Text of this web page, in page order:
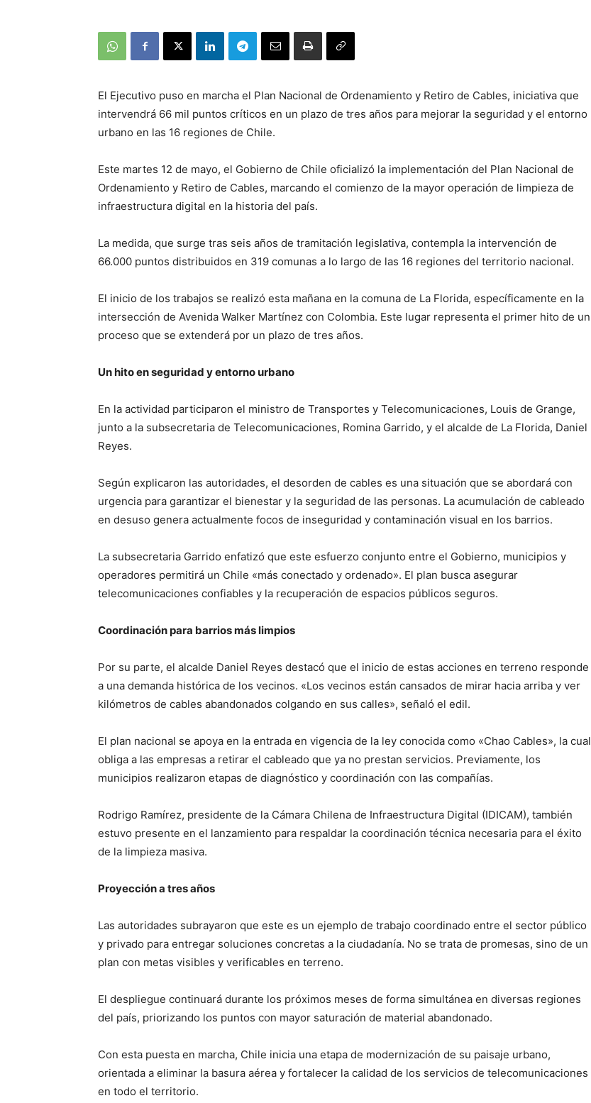
El Ejecutivo puso en marcha el Plan Nacional de Ordenamiento y Retiro de Cables, iniciativa que
intervendrá 66 mil puntos críticos en un plazo de tres años para mejorar la seguridad y el entorno
urbano en las 16 regiones de Chile.
Este martes 12 de mayo, el Gobierno de Chile oficializó la implementación del Plan Nacional de
Ordenamiento y Retiro de Cables, marcando el comienzo de la mayor operación de limpieza de
infraestructura digital en la historia del país.
La medida, que surge tras seis años de tramitación legislativa, contempla la intervención de
66.000 puntos distribuidos en 319 comunas a lo largo de las 16 regiones del territorio nacional.
El inicio de los trabajos se realizó esta mañana en la comuna de La Florida, específicamente en la
intersección de Avenida Walker Martínez con Colombia. Este lugar representa el primer hito de un
proceso que se extenderá por un plazo de tres años.
Un hito en seguridad y entorno urbano
En la actividad participaron el ministro de Transportes y Telecomunicaciones, Louis de Grange,
junto a la subsecretaria de Telecomunicaciones, Romina Garrido, y el alcalde de La Florida, Daniel
Reyes.
Según explicaron las autoridades, el desorden de cables es una situación que se abordará con
urgencia para garantizar el bienestar y la seguridad de las personas. La acumulación de cableado
en desuso genera actualmente focos de inseguridad y contaminación visual en los barrios.
La subsecretaria Garrido enfatizó que este esfuerzo conjunto entre el Gobierno, municipios y
operadores permitirá un Chile «más conectado y ordenado». El plan busca asegurar
telecomunicaciones confiables y la recuperación de espacios públicos seguros.
Coordinación para barrios más limpios
Por su parte, el alcalde Daniel Reyes destacó que el inicio de estas acciones en terreno responde
a una demanda histórica de los vecinos. «Los vecinos están cansados de mirar hacia arriba y ver
kilómetros de cables abandonados colgando en sus calles», señaló el edil.
El plan nacional se apoya en la entrada en vigencia de la ley conocida como «Chao Cables», la cual
obliga a las empresas a retirar el cableado que ya no prestan servicios. Previamente, los
municipios realizaron etapas de diagnóstico y coordinación con las compañías.
Rodrigo Ramírez, presidente de la Cámara Chilena de Infraestructura Digital (IDICAM), también
estuvo presente en el lanzamiento para respaldar la coordinación técnica necesaria para el éxito
de la limpieza masiva.
Proyección a tres años
Las autoridades subrayaron que este es un ejemplo de trabajo coordinado entre el sector público
y privado para entregar soluciones concretas a la ciudadanía. No se trata de promesas, sino de un
plan con metas visibles y verificables en terreno.
El despliegue continuará durante los próximos meses de forma simultánea en diversas regiones
del país, priorizando los puntos con mayor saturación de material abandonado.
Con esta puesta en marcha, Chile inicia una etapa de modernización de su paisaje urbano,
orientada a eliminar la basura aérea y fortalecer la calidad de los servicios de telecomunicaciones
en todo el territorio.